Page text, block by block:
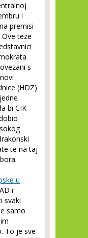
i
premisi
teze
s
(HDZ)
bi CIK
te na taj
u
i
svaki
samo
To je sve